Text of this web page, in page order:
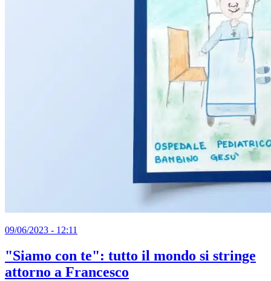
09/06/2023 - 12:11
"Siamo con te": tutto il mondo si stringe
attorno a Francesco